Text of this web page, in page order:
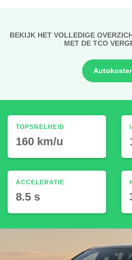
BEKIJK HET VOLLEDIGE
MET DE TCO
TOPSNELHEID
160 km/u
ACCELERATIE
8.5 s